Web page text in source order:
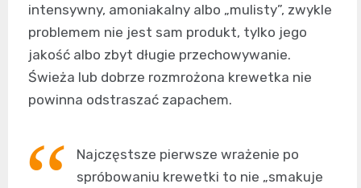
intensywny, amoniakalny albo „mulisty”, zwykle
problemem nie jest sam produkt, tylko jego
jakość albo zbyt długie przechowywanie.
Świeża lub dobrze rozmrożona krewetka nie
powinna odstraszać zapachem.
Najczęstsze pierwsze wrażenie po
spróbowaniu krewetki to nie „smakuje